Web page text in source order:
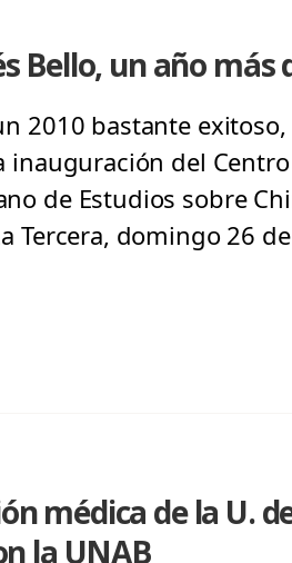
Bello, un año más
2010 bastante
inauguración del
de Estudios sobre
Tercera, domingo 26
médica de la U.
la UNAB